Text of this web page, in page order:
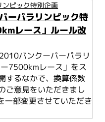
ピック特別企画
ーパラリンピック特
レース」ルール改
バンクーバーパラリ
7500kmレース」をス
するなかで、換算係数
ご意見をいただきまし
一部変更させていただき